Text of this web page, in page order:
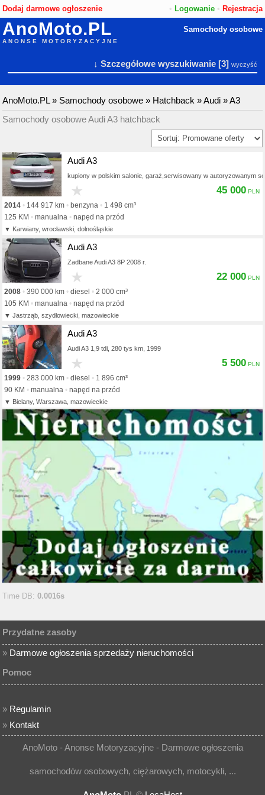
Dodaj darmowe ogłoszenie • Logowanie• Rejestracja
AnoMoto.PL
ANONSE MOTORYZACYJNE
Samochody osobowe
↓ Szczegółowe wyszukiwanie[3] wyczyść
AnoMoto.PL» Samochody osobowe » Hatchback »Audi »A3
Samochody osobowe Audi A3 hatchback
Audi A3
kupiony w polskim salonie, garaż,serwisowany w autoryzowanym
2014 144 917 km benzyna
1 498 cm³
125 KM
manualna napęd na przód
Karwiany, wrocławski, dolnośląskie
45 000
Audi A3
Zadbane Audi A3 8P 2008 r.
2008 390 000 km diesel
2 000 cm³
105 KM
manualna napęd na przód
Jastrząb, szydłowiecki, mazowieckie
22 000
Audi A3
Audi A3 1,9 tdi, 280 tys km, 1999
1999 283 000 km diesel
1 896 cm³
90 KM
manualna napęd na przód
Bielany, Warszawa, mazowieckie
5 500
Time DB:0.0016s
Przydatne zasoby
» Darmowe ogłoszenia sprzedaży nieruchomości
Pomoc
» Regulamin
» Kontakt
AnoMoto - Anonse Motoryzacyjne - Darmowe ogłoszenia
samochodów osobowych, ciężarowych, motocykli, ...